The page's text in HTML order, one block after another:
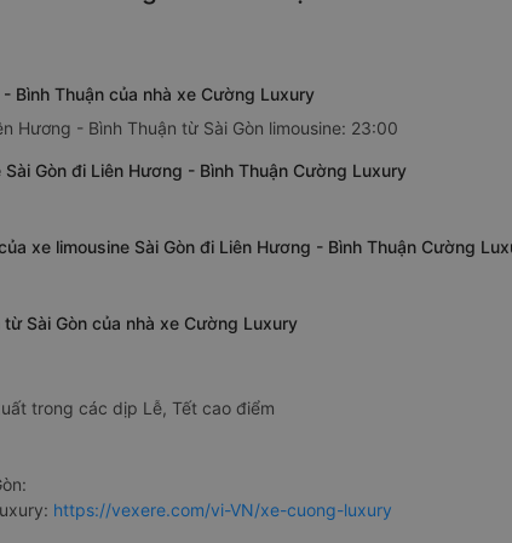
Bình Thuận của nhà xe Cường Luxury
Hương - Bình Thuận từ Sài Gòn limousine: 23:00
Gòn đi Liên Hương - Bình Thuận Cường Luxury
xe limousine Sài Gòn đi Liên Hương - Bình Thuận Cường
Sài Gòn của nhà xe Cường Luxury
trong các dịp Lễ, Tết cao điểm
https://vexere.com/vi-VN/xe-cuong-luxury